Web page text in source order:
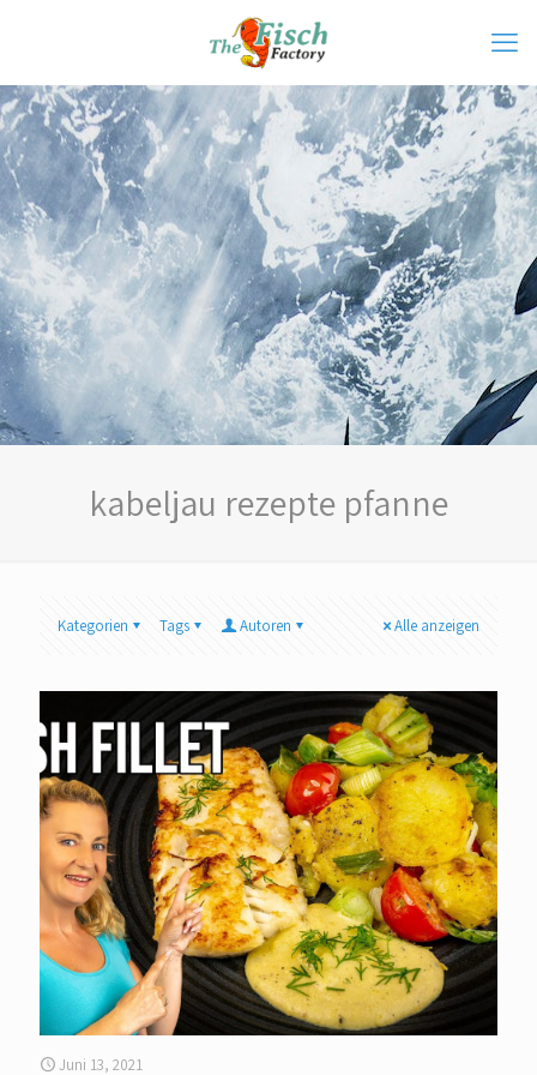
kabeljau rezepte pfanne
Kategorien Tags Autoren Alle anzeigen
Juni 13, 2021